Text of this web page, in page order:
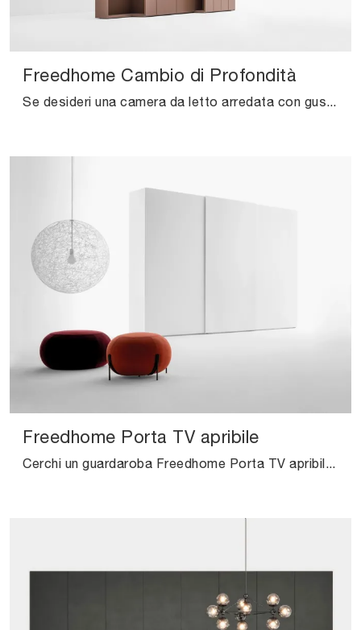
Freedhome Cambio di Profondità
Se desideri una camera da letto arredata con gusto, scegli l'armadio Freedhome Cambio di Profondità con ante battenti di Caccaro!
Freedhome Porta TV apribile
Cerchi un guardaroba Freedhome Porta TV apribile Caccaro? Clicca subito! Gli armadi a muro con ante scorrevoli ti aspettano.